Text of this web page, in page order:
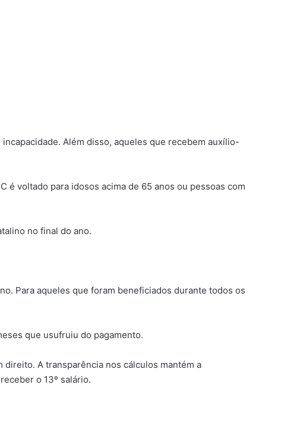
Além disso, aqueles que recebem auxílio-
é voltado para idosos acima de 65 anos ou pessoas com
no final do ano.
Para aqueles que foram beneficiados durante todos os
que usufruiu do pagamento.
A transparência nos cálculos mantém a
o 13º salário.